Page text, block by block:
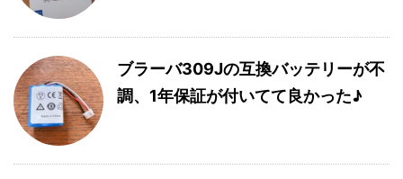
ブラーバ309Jの互換バッテリーが不
調、1年保証が付いてて良かった♪